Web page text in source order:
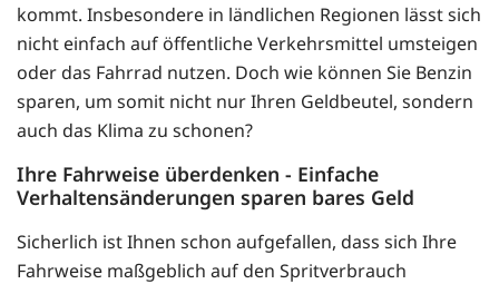
kommt. Insbesondere in ländlichen Regionen lässt sich
nicht einfach auf öffentliche Verkehrsmittel umsteigen
oder das Fahrrad nutzen. Doch wie können Sie Benzin
sparen, um somit nicht nur Ihren Geldbeutel, sondern
auch das Klima zu schonen?
Ihre Fahrweise überdenken - Einfache
Verhaltensänderungen sparen bares Geld
Sicherlich ist Ihnen schon aufgefallen, dass sich Ihre
Fahrweise maßgeblich auf den Spritverbrauch